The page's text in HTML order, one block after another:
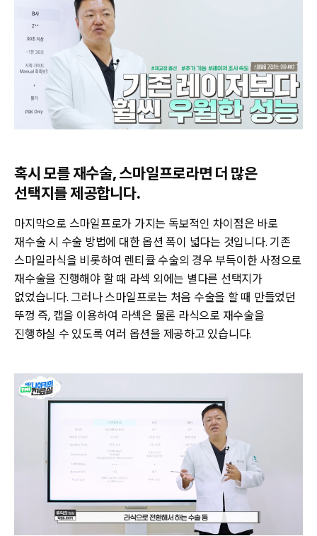
혹시 모를 재수술, 스마일프로라면 더 많은
선택지를 제공합니다.
마지막으로 스마일프로가 가지는 독보적인 차이점은 바로
재수술 시 수술 방법에 대한 옵션 폭이 넓다는 것입니다. 기존
스마일라식을 비롯하여 렌티큘 수술의 경우 부득이한 사정으로
재수술을 진행해야 할 때 라섹 외에는 별다른 선택지가
없었습니다. 그러나 스마일프로는 처음 수술을 할 때 만들었던
뚜껑 즉, 캡을 이용하여 라섹은 물론 라식으로 재수술을
진행하실 수 있도록 여러 옵션을 제공하고 있습니다.